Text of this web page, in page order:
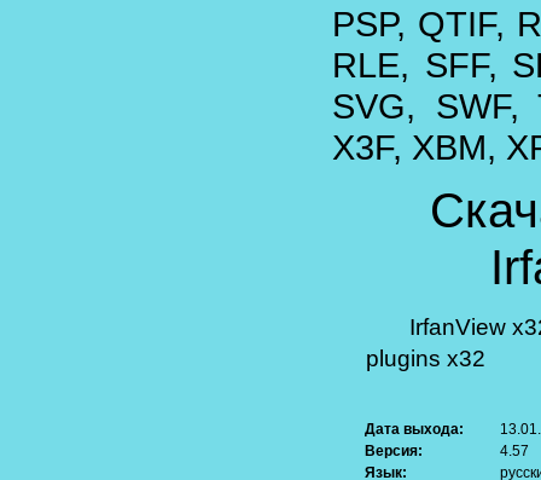
PSP, QTIF,
RLE, SFF,
SVG, SWF,
X3F, XBM,
IrfanView
plugins x32
Дата выхода:
Версия:
4.57
Язык: